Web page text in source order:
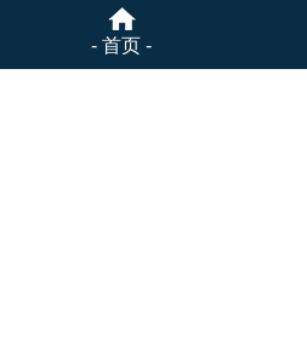
- 首页 -